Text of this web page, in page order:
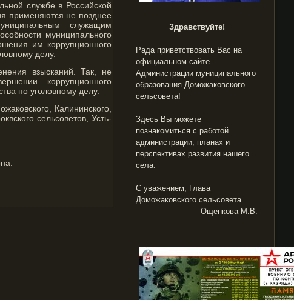
службе в Российской
применяются не позднее
служащим
муниципального
им коррупционного
делу.
взысканий. Так, не
коррупционного
по уголовному делу.
Калининского,
сельсоветов, Усть-
Здравствуйте!
Рада приветствовать Вас на
официальном сайте
Администрации муниципального
образования Доможаковского
сельсовета!
Здесь Вы можете
познакомиться с работой
администрации, планах и
перспективах развития нашего
села.
С уважением, Глава
Доможаковского сельсовета
Ощенкова М.В.